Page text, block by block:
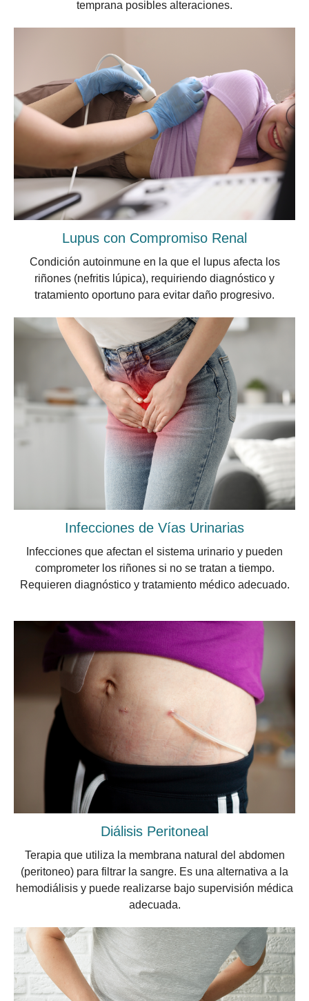
temprana posibles alteraciones.
Lupus con Compromiso Renal
Condición autoinmune en la que el lupus afecta los
riñones (nefritis lúpica), requiriendo diagnóstico y
tratamiento oportuno para evitar daño progresivo.
Infecciones de Vías Urinarias
Infecciones que afectan el sistema urinario y pueden
comprometer los riñones si no se tratan a tiempo.
Requieren diagnóstico y tratamiento médico adecuado.
Diálisis Peritoneal
Terapia que utiliza la membrana natural del abdomen
(peritoneo) para filtrar la sangre. Es una alternativa a la
hemodiálisis y puede realizarse bajo supervisión médica
adecuada.